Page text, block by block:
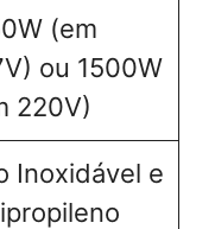
(em
ou 1500W
220V)
Inoxidável e